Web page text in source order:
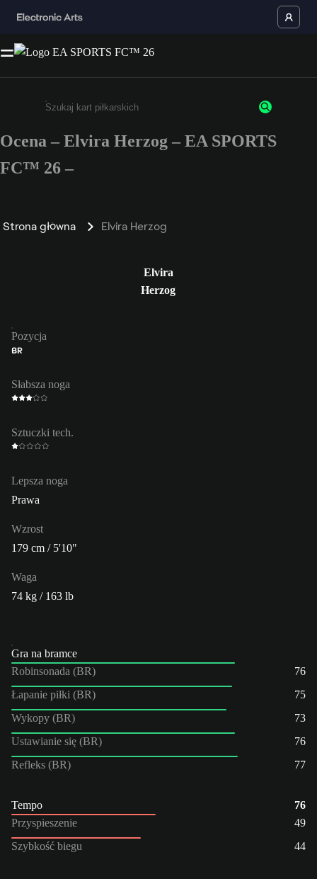
Wpisz co najmniej 3 znaki lub cyfry.
Ocena – Elvira Herzog – EA SPORTS
FC™ 26 –
Strona główna Elvira Herzog
Elvira
Herzog
Pozycja
BR
Słabsza noga
Sztuczki tech.
Lepsza noga
Prawa
Wzrost
179 cm / 5'10"
Waga
74 kg / 163 lb
Gra na bramce
Robinsonada (BR)
76
Łapanie piłki (BR)
75
Wykopy (BR)
73
Ustawianie się (BR)
76
Refleks (BR)
77
Tempo
76
Przyspieszenie
49
Szybkość biegu
44